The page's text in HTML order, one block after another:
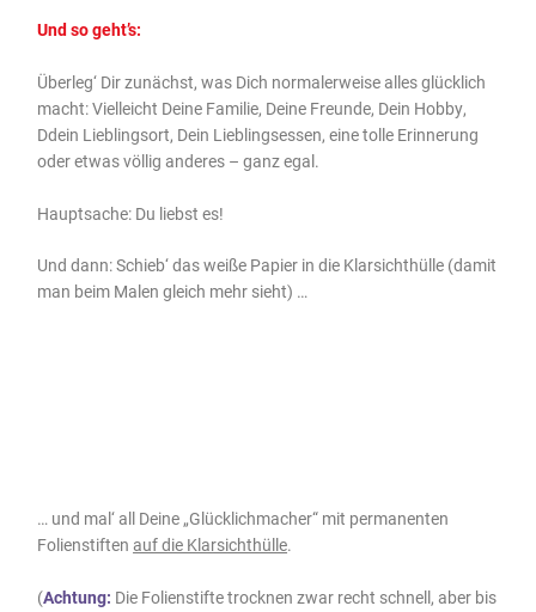
Und so geht’s:
Überleg‘ Dir zunächst, was Dich normalerweise alles glücklich
macht: Vielleicht Deine Familie, Deine Freunde, Dein Hobby,
Ddein Lieblingsort, Dein Lieblingsessen, eine tolle Erinnerung
oder etwas völlig anderes – ganz egal.
Hauptsache: Du liebst es!
Und dann: Schieb‘ das weiße Papier in die Klarsichthülle (damit
man beim Malen gleich mehr sieht) …
… und mal‘ all Deine „Glücklichmacher“ mit permanenten
Folienstiftenauf die Klarsichthülle.
(Achtung: Die Folienstifte trocknen zwar recht schnell, aber bis